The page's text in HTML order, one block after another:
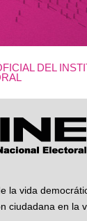
DEL
la vida
ciudadana en la